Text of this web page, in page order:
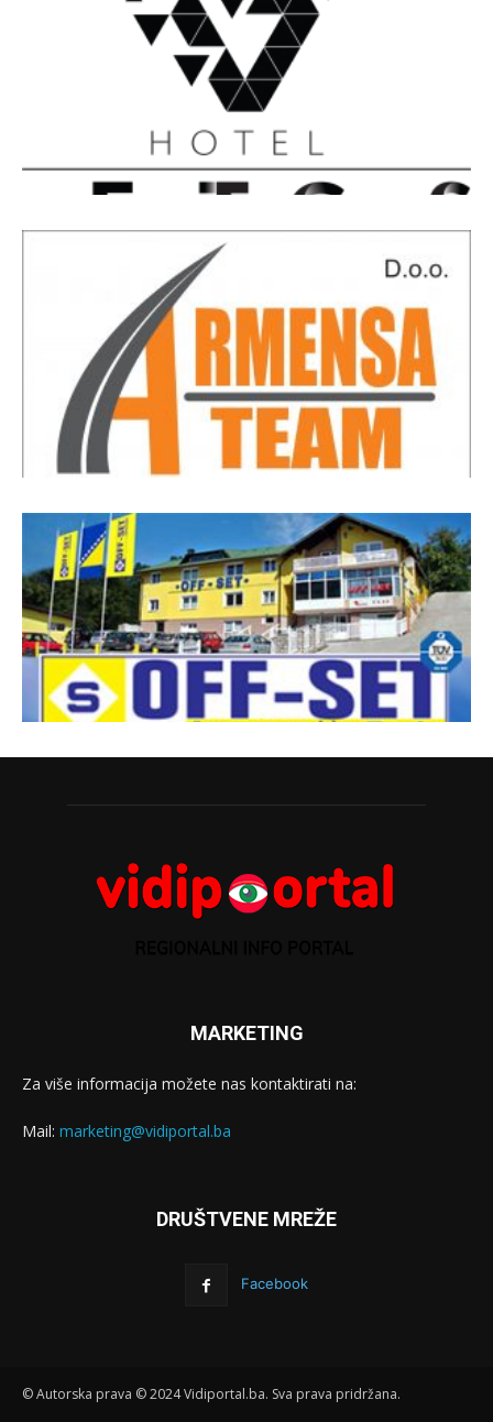
MARKETING
Za više informacija možete nas kontaktirati na:
Mail: marketing@vidiportal.ba
DRUŠTVENE MREŽE
Facebook
© Autorska prava © 2024 Vidiportal.ba. Sva prava pridržana.